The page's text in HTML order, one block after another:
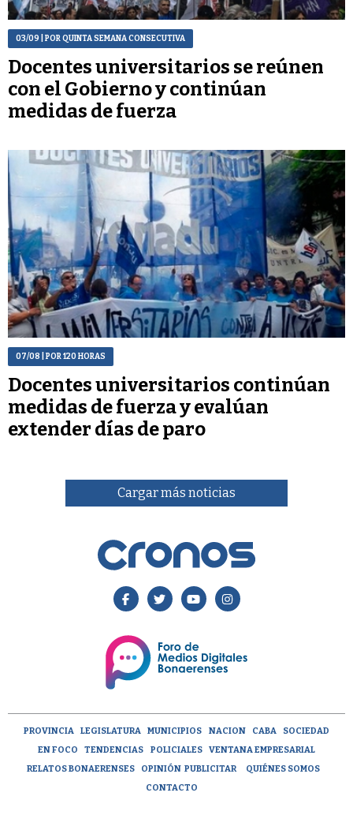
03/09 | POR QUINTA SEMANA CONSECUTIVA
Docentes universitarios se reúnen
con el Gobierno y continúan
medidas de fuerza
07/08 | POR 120 HORAS
Docentes universitarios continúan
medidas de fuerza y evalúan
extender días de paro
Cargar más noticias
PROVINCIA LEGISLATURA MUNICIPIOS NACION CABA
SOCIEDAD
EN FOCO
TENDENCIAS POLICIALES
VENTANA EMPRESARIAL
RELATOS BONAERENSES
OPINIÓN PUBLICITAR
QUIÉNES SOMOS
CONTACTO